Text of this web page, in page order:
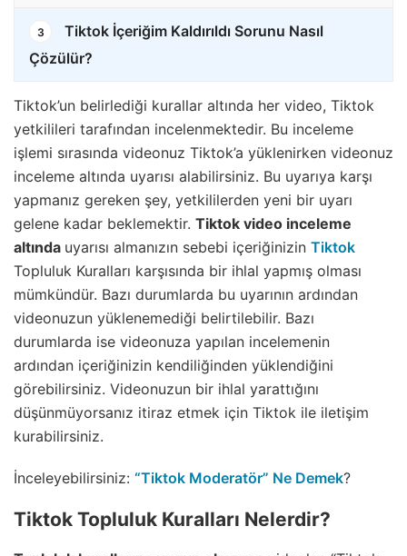
3
Tiktok İçeriğim Kaldırıldı Sorunu Nasıl
Çözülür?
Tiktok’un belirlediği kurallar altında her video, Tiktok
yetkilileri tarafından incelenmektedir. Bu inceleme
işlemi sırasında videonuz Tiktok’a yüklenirken videonuz
inceleme altında uyarısı alabilirsiniz. Bu uyarıya karşı
yapmanız gereken şey, yetkililerden yeni bir uyarı
gelene kadar beklemektir. Tiktok video inceleme
altında uyarısı almanızın sebebi içeriğinizin Tiktok
Topluluk Kuralları karşısında bir ihlal yapmış olması
mümkündür. Bazı durumlarda bu uyarının ardından
videonuzun yüklenemediği belirtilebilir. Bazı
durumlarda ise videonuza yapılan incelemenin
ardından içeriğinizin kendiliğinden yüklendiğini
görebilirsiniz. Videonuzun bir ihlal yarattığını
düşünmüyorsanız itiraz etmek için Tiktok ile iletişim
kurabilirsiniz.
İnceleyebilirsiniz: “Tiktok Moderatör” Ne Demek?
Tiktok Topluluk Kuralları Nelerdir?